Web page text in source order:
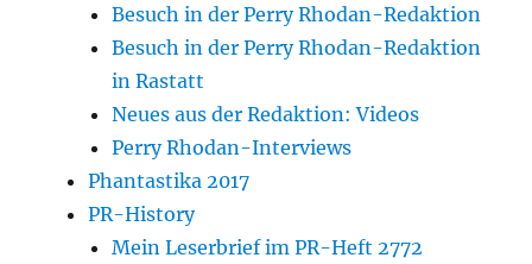
Besuch in der Perry Rhodan-Redaktion
Besuch in der Perry Rhodan-Redaktion
in Rastatt
Neues aus der Redaktion: Videos
Perry Rhodan-Interviews
Phantastika 2017
PR-History
Mein Leserbrief im PR-Heft 2772